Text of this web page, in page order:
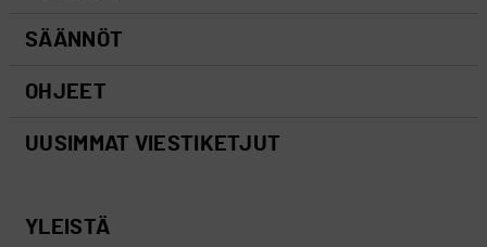
SÄÄNNÖT
OHJEET
UUSIMMAT VIESTIKETJUT
YLEISTÄ